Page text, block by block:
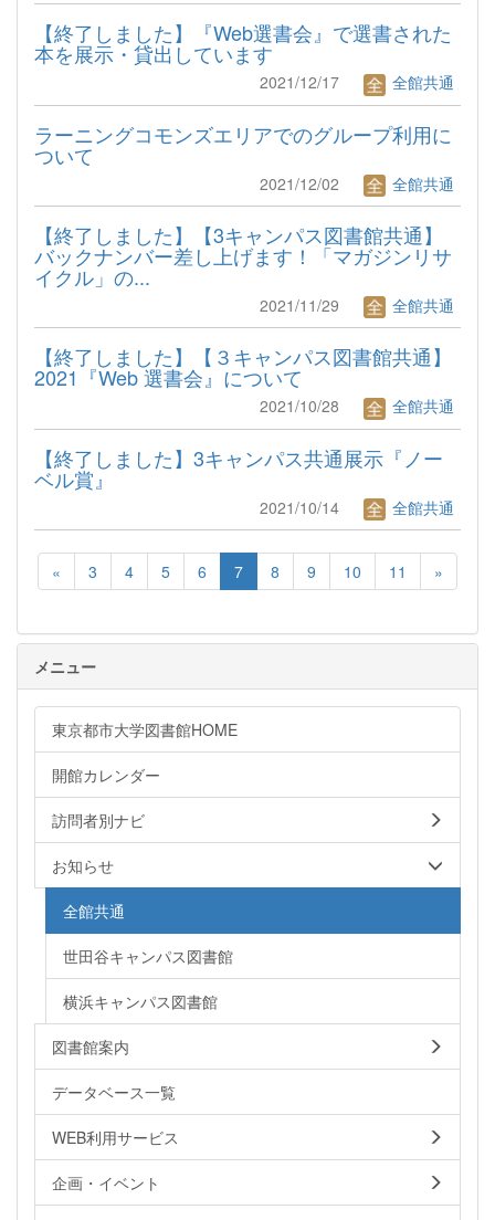
【終了しました】『Web選書会』で選書された
本を展示・貸出しています
2021/12/17 全館共通
ラーニングコモンズエリアでのグループ利用に
ついて
2021/12/02 全館共通
【終了しました】【3キャンパス図書館共通】
バックナンバー差し上げます！「マガジンリサ
イクル」の...
2021/11/29 全館共通
【終了しました】【３キャンパス図書館共通】
2021『Web 選書会』について
2021/10/28 全館共通
【終了しました】3キャンパス共通展示『ノー
ベル賞』
2021/10/14 全館共通
« 3 4 5 6 7 8 9 10 11 »
メニュー
東京都市大学図書館HOME
開館カレンダー
訪問者別ナビ
お知らせ
全館共通
世田谷キャンパス図書館
横浜キャンパス図書館
図書館案内
データベース一覧
WEB利用サービス
企画・イベント